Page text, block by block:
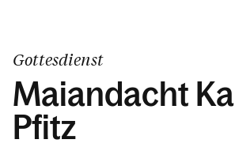
Gottesdienst
Maiandacht
Pfitz